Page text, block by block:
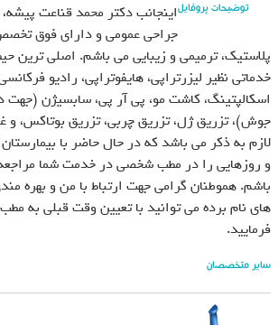
توضیحات پروفایلاینجانب دکتر محمد قناعت
جراحی عمومی و دارای فوق
پلاستیک، ترمیمی و زیبایی می باشم. اصلی ترین
خدماتی نظیر لیزرتراپی، هایفوتراپى، رادیو
اسکالپتینگ، کاشت مو، پی آر پی، سابسیژن (جهت
جوش)، تزریق ژل، تزریق چربی، تزریق بوتاکس، و
لازم به ذکر می باشد که در حال حاضر با
و روزهایی را در مطب شخصی در خدمت شما
باشم. هموطنان گرامی جهت ارتباط با من و بهره
های نام برده می توانید با تعیین وقت قبلی به
فرمایید.
سایر متخصصان